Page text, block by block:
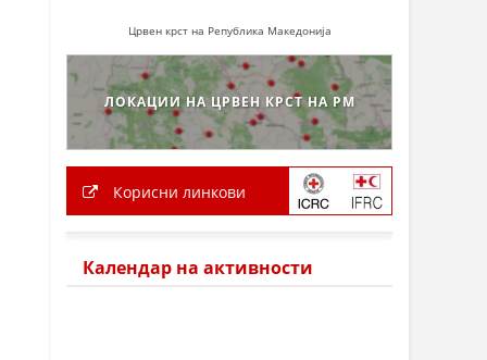
Црвен крст на Република Македонија
ЛОКАЦИИ НА ЦРВЕН КРСТ НА РМ
Корисни линкови
Календар на активности